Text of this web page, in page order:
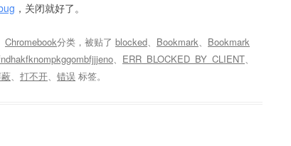
，关闭就好了。
Chromebook分类，被贴了 blocked、 Bookmark、 Bookmark
、 ERR_BLOCKED_BY_CLIENT、
、 打不开、 错误 标签。